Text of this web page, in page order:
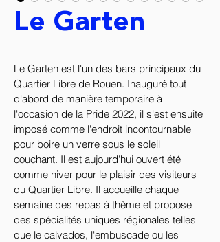
Le Garten
Le Garten est l'un des bars principaux du
Quartier Libre de Rouen. Inauguré tout
d'abord de manière temporaire à
l'occasion de la Pride 2022, il s'est ensuite
imposé comme l'endroit incontournable
pour boire un verre sous le soleil
couchant. Il est aujourd'hui ouvert été
comme hiver pour le plaisir des visiteurs
du Quartier Libre. Il accueille chaque
semaine des repas à thème et propose
des spécialités uniques régionales telles
que le calvados, l'embuscade ou les